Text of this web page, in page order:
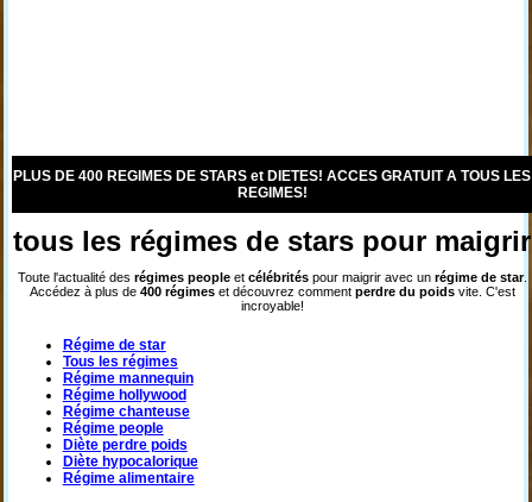
PLUS DE 400 REGIMES DE STARS et DIETES! ACCES GRATUIT A TOUS LES
REGIMES!
tous les régimes de stars pour maigrir
Toute l'actualité des régimes people et célébritéspour maigrir avec un régime de star.
Accédez à plus de 400 régimes et découvrez comment perdre du poids vite. C'est
incroyable!
Régime de star
Tous les régimes
Régime mannequin
Régime hollywood
Régime chanteuse
Régime people
Diète perdre poids
Diète hypocalorique
Régime alimentaire